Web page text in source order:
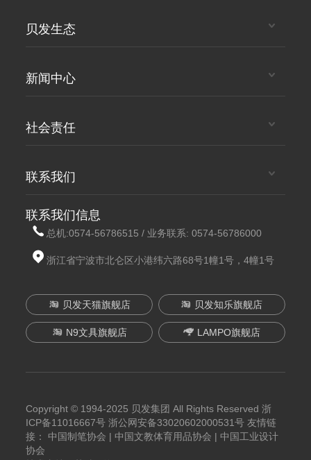
贝发生态
新闻中心
社会责任
联系我们
联系我们信息
总机:0574-56786515 / 业务联系: 0574-56786000
浙江省宁波市北仑区小港纬六路68号1幢1号，4幢1号
贝发天猫旗舰店 贝发知乐旗舰店
N9文具旗舰店 LAMPO旗舰店
Copyright © 1994-2025 贝发集团 All Rights Reserved 浙
ICP备11016667号 浙公网安备33020602000531号友情链
接： 中国制笔协会 | 中国文教体育用品协会 | 中国工业设计
协会